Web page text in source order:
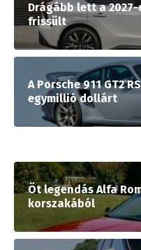
Drágább lett a 2027-
frissült
A Porsche 911 GT2
egymillió dollárt
Öt legendás Alfa
korszakából